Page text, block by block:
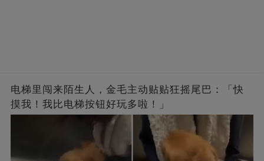
电梯里闯来陌生人，金毛主动贴贴狂摇尾巴：「快
摸我！我比电梯按钮好玩多啦！」